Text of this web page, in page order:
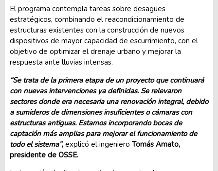
El programa contempla tareas sobre desagües
estratégicos, combinando el reacondicionamiento de
estructuras existentes con la construcción de nuevos
dispositivos de mayor capacidad de escurrimiento, con el
objetivo de optimizar el drenaje urbano y mejorar la
respuesta ante lluvias intensas.
“Se trata de la primera etapa de un proyecto que continuará
con nuevas intervenciones ya definidas. Se relevaron
sectores donde era necesaria una renovación integral, debido
a sumideros de dimensiones insuficientes o cámaras con
estructuras antiguas. Estamos incorporando bocas de
captación más amplias para mejorar el funcionamiento de
todo el sistema”, explicó el ingeniero Tomás Amato,
presidente de OSSE.